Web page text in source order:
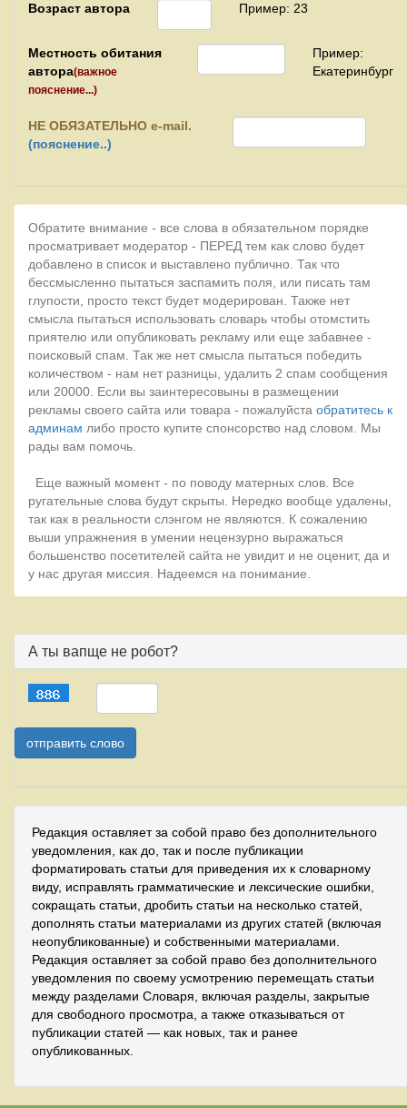
Возраст автора Пример: 23
Местность обитания
автора(важное
пояснение...)
Пример:
Екатеринбург
НЕ ОБЯЗАТЕЛЬНО e-mail.
(пояснение..)
Обратите внимание - все слова в обязательном порядке
просматривает модератор - ПЕРЕД тем как слово будет
добавлено в список и выставлено публично. Так что
бессмысленно пытаться заспамить поля, или писать там
глупости, просто текст будет модерирован. Также нет
смысла пытаться использовать словарь чтобы отомстить
приятелю или опубликовать рекламу или еще забавнее -
поисковый спам. Так же нет смысла пытаться победить
количеством - нам нет разницы, удалить 2 спам сообщения
или 20000. Если вы заинтересовыны в размещении
рекламы своего сайта или товара - пожалуйста обратитесь к
админам либо просто купите спонсорство над словом. Мы
рады вам помочь.
Еще важный момент - по поводу матерных слов. Все
ругательные слова будут скрыты. Нередко вообще удалены,
так как в реальности слэнгом не являются. К сожалению
выши упражнения в умении нецензурно выражаться
большенство посетителей сайта не увидит и не оценит, да и
у нас другая миссия. Надеемся на понимание.
А ты вапще не робот?
Редакция оставляет за собой право без дополнительного
уведомления, как до, так и после публикации
форматировать статьи для приведения их к словарному
виду, исправлять грамматические и лексические ошибки,
сокращать статьи, дробить статьи на несколько статей,
дополнять статьи материалами из других статей (включая
неопубликованные) и собственными материалами.
Редакция оставляет за собой право без дополнительного
уведомления по своему усмотрению перемещать статьи
между разделами Словаря, включая разделы, закрытые
для свободного просмотра, а также отказываться от
публикации статей — как новых, так и ранее
опубликованных.